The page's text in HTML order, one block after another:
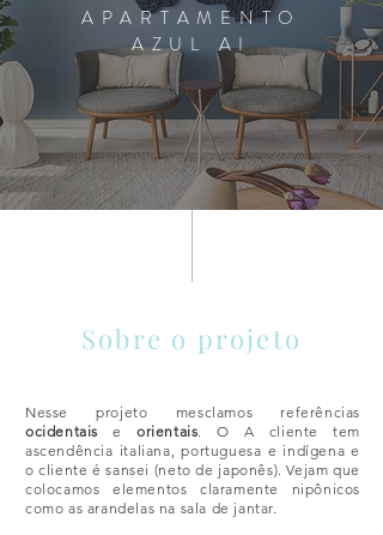
APARTAMENTO
AZUL AI
Sobre o projeto
Nesse projeto mesclamos referências
ocidentais e orientais. O A cliente tem
ascendência italiana, portuguesa e indígena e
o cliente é sansei (neto de japonês). Vejam que
colocamos elementos claramente nipônicos
como as arandelas na sala de jantar.